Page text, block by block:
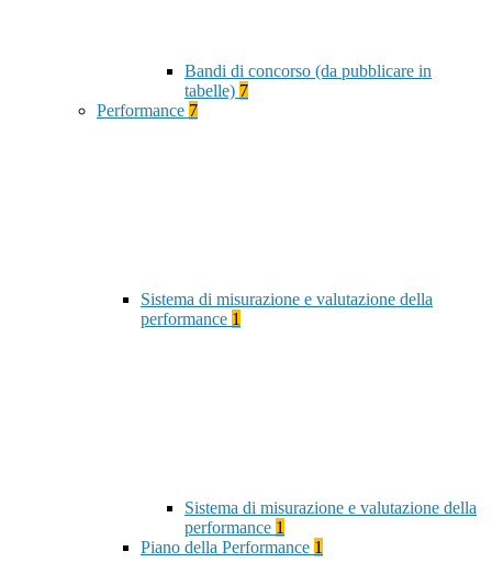
Bandi di concorso (da pubblicare in
tabelle) 7
Performance 7
Sistema di misurazione e valutazione della
performance 1
Sistema di misurazione e valutazione della
performance 1
Piano della Performance 1